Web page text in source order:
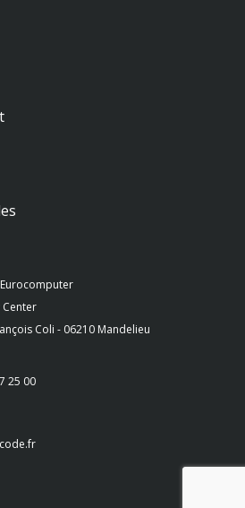
Eurocomputer
Coli - 06210 Mandelieu
25 00